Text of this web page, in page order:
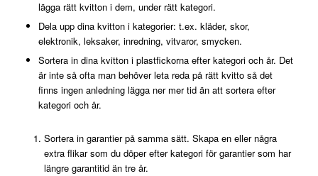
lägga rätt kvitton i dem, under rätt kategori.
Dela upp dina kvitton i kategorier: t.ex. kläder, skor,
elektronik, leksaker, inredning, vitvaror, smycken.
Sortera in dina kvitton i plastfickorna efter kategori och år. Det
är inte så ofta man behöver leta reda på rätt kvitto så det
finns ingen anledning lägga ner mer tid än att sortera efter
kategori och år.
Sortera in garantier på samma sätt. Skapa en eller några
extra flikar som du döper efter kategori för garantier som har
längre garantitid än tre år.